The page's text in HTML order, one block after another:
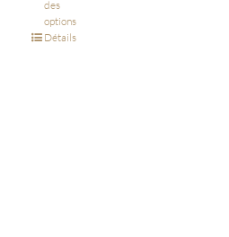
des
options
Détails